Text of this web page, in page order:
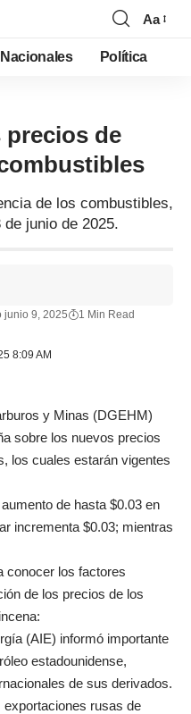
Aa
Nacionales Política
de
de los combustibles,
junio de 2025.
8:09 AM
junio 9, 2025 1 Min Read
y Minas (DGEHM)
sobre los nuevos precios
los cuales estarán vigentes
de hasta $0.03 en
incrementa $0.03; mientras
conocer los factores
de los precios de los
(AIE) informó importante
estadounidense,
de sus derivados.
rusas de